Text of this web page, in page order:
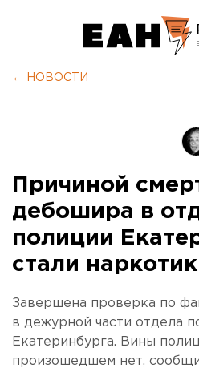
← НОВОСТИ
Причиной
дебошира в
полиции
стали
Завершена проверка по
в дежурной части отдела
Екатеринбурга. Вины
произошедшем нет,